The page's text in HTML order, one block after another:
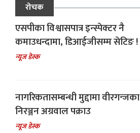
रोचक
एसपीका विश्वासपात्र इन्स्पेक्टर नै
कमाउधन्दामा, डिआईजीसम्म सेटिङ !
न्यूज डेस्क
नागरिकतासम्बन्धी मुद्दामा वीरगन्जका
निरञ्जन अग्रवाल पक्राउ
न्यूज डेस्क